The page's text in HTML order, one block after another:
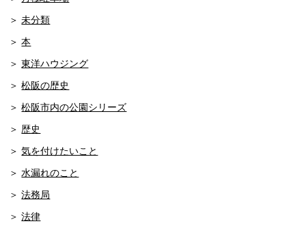
未分類
本
東洋ハウジング
松阪の歴史
松阪市内の公園シリーズ
歴史
気を付けたいこと
水漏れのこと
法務局
法律